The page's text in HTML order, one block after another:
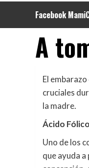
Facebook
A
El
cruciales
la madre.
Ácido
Uno de los
que ayuda